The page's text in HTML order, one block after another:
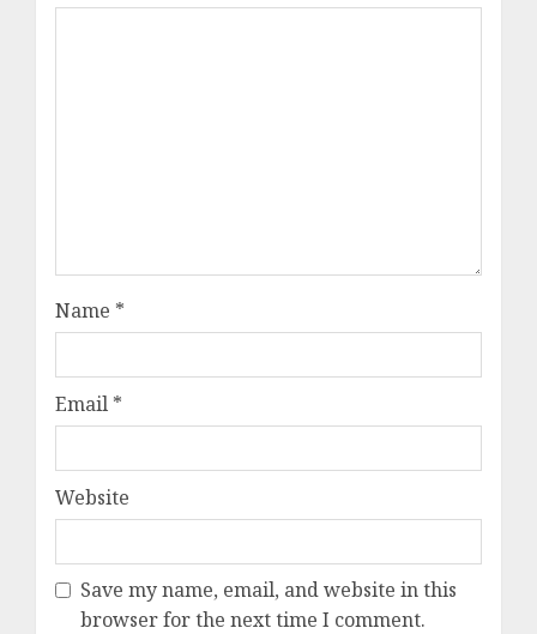
Name *
Email *
Website
Save my name, email, and website in this
browser for the next time I comment.